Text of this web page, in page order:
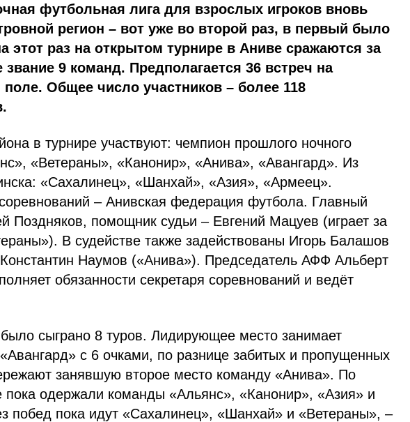
футбольная лига для взрослых игроков вновь
регион – вот уже во второй раз, в первый было
этот раз на открытом турнире в Аниве сражаются за
звание 9 команд. Предполагается 36 встреч на
Общее число участников – более 118
в турнире участвуют: чемпион прошлого ночного
«Ветераны», «Канонир», «Анива», «Авангард». Из
«Сахалинец», «Шанхай», «Азия», «Армеец».
– Анивская федерация футбола. Главный
Поздняков, помощник судьи – Евгений Мацуев (играет за
В судействе также задействованы Игорь Балашов
Наумов («Анива»). Председатель АФФ Альберт
обязанности секретаря соревнований и ведёт
сыграно 8 туров. Лидирующее место занимает
с 6 очками, по разнице забитых и пропущенных
занявшую второе место команду «Анива». По
пока одержали команды «Альянс», «Канонир», «Азия» и
побед пока идут «Сахалинец», «Шанхай» и «Ветераны», –